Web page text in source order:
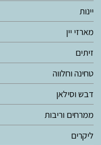
יינות
מארזי יין
זיתים
טחינה וחלווה
דבש וסילאן
ממרחים וריבות
ליקרים